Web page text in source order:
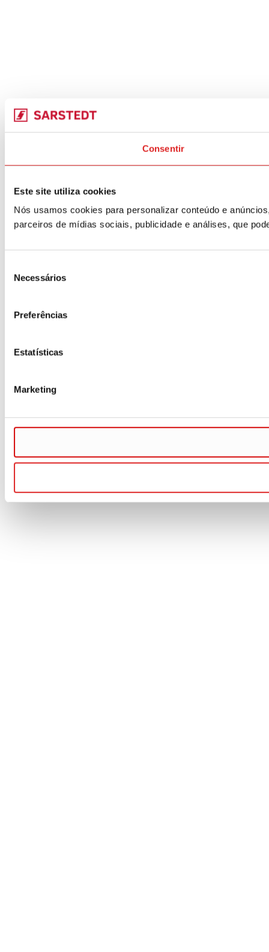
Consentir
Este site utiliza cookies
Nós usamos cookies para personalizar conteúdo e
parceiros de mídias sociais, publicidade e análises, que
Necessários
Preferências
Estatísticas
Marketing